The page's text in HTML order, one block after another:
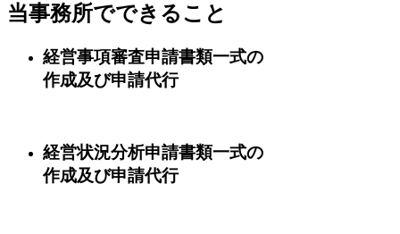
当事務所でできること
経営事項審査申請書類一式の
作成及び申請代行
経営状況分析申請書類一式の
作成及び申請代行